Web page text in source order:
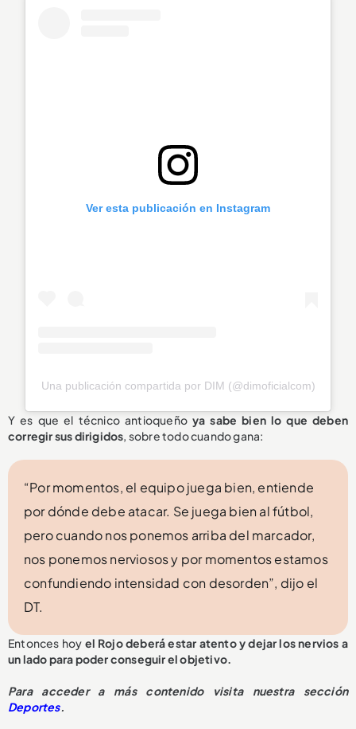
Ver esta publicación en Instagram
Una publicación compartida por DIM (@dimoficialcom)
Y es que el técnico antioqueño ya sabe bien lo que deben
corregir sus dirigidos , sobre todo cuando gana:
“Por momentos, el equipo juega bien, entiende
por dónde debe atacar. Se juega bien al fútbol,
pero cuando nos ponemos arriba del marcador,
nos ponemos nerviosos y por momentos estamos
confundiendo intensidad con desorden”, dijo el
DT.
Entonces hoy el Rojo deberá estar atento y dejar los nervios a
un lado para poder conseguir el objetivo.
Para acceder a más contenido visita nuestra sección
Deportes.